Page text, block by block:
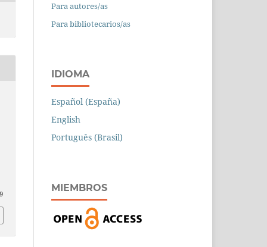
Para autores/as
Para bibliotecarios/as
IDIOMA
Español (España)
English
Português (Brasil)
MIEMBROS